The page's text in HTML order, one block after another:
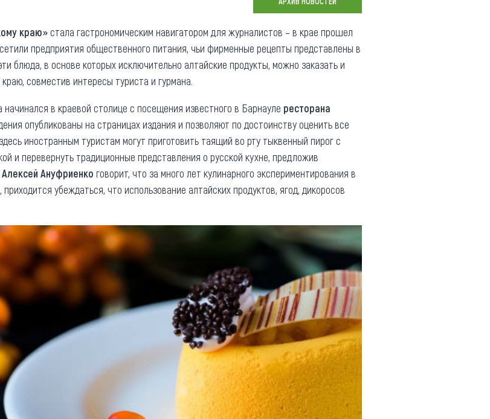
Общая информация
Как добраться
Люди, прославившие Алтай
Карты и буклеты
Коллекция впечатлений
Блог путешественника
Видеогалерея
краю»стала гастрономическим навигатором для журналистов – в крае прошел
предприятия общественного питания, чьи фирменные рецепты представлены в
блюда, в основе которых исключительно алтайские продукты, можно заказать и
совместив интересы туриста и гурмана.
в краевой столице с посещения известного в Барнауле ресторана
опубликованы на страницах издания и позволяют по достоинству оценить все
иностранным туристам могут приготовить таящий во рту тыквенный пирог с
и перевернуть традиционные представления о русской кухне, предложив
Алексей Ануфриенко говорит, что за много лет кулинарного экспериментирования в
убеждаться, что использование алтайских продуктов, ягод, дикоросов